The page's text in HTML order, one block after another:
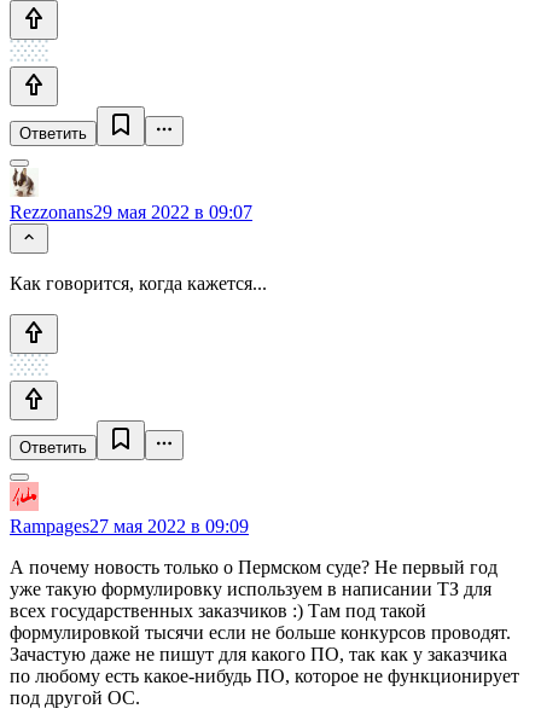
Ответить
Rezzonans29 мая 2022 в 09:07
Как говорится, когда кажется...
Ответить
Rampages27 мая 2022 в 09:09
А почему новость только о Пермском суде? Не первый год
уже такую формулировку используем в написании ТЗ для
всех государственных заказчиков :) Там под такой
формулировкой тысячи если не больше конкурсов проводят.
Зачастую даже не пишут для какого ПО, так как у заказчика
по любому есть какое-нибудь ПО, которое не функционирует
под другой ОС.